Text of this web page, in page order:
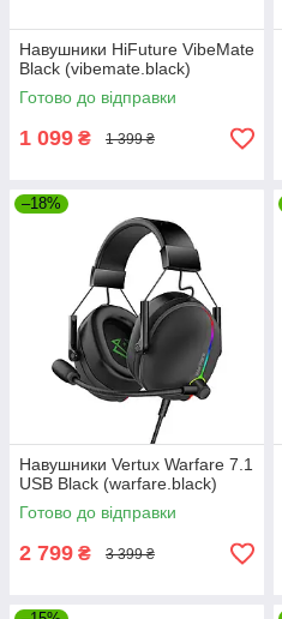
Навушники HiFuture VibeMate
Black (vibemate.black)
Готово до відправки
1 099 ₴ 1 399 ₴
–18%
Навушники Vertux Warfare 7.1
USB Black (warfare.black)
Готово до відправки
2 799 ₴ 3 399 ₴